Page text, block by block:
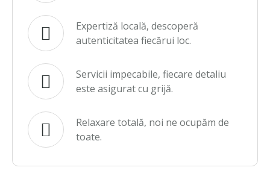
Expertiză locală, descoperă
autenticitatea fiecărui loc.
Servicii impecabile, fiecare detaliu
este asigurat cu grijă.
Relaxare totală, noi ne ocupăm de
toate.